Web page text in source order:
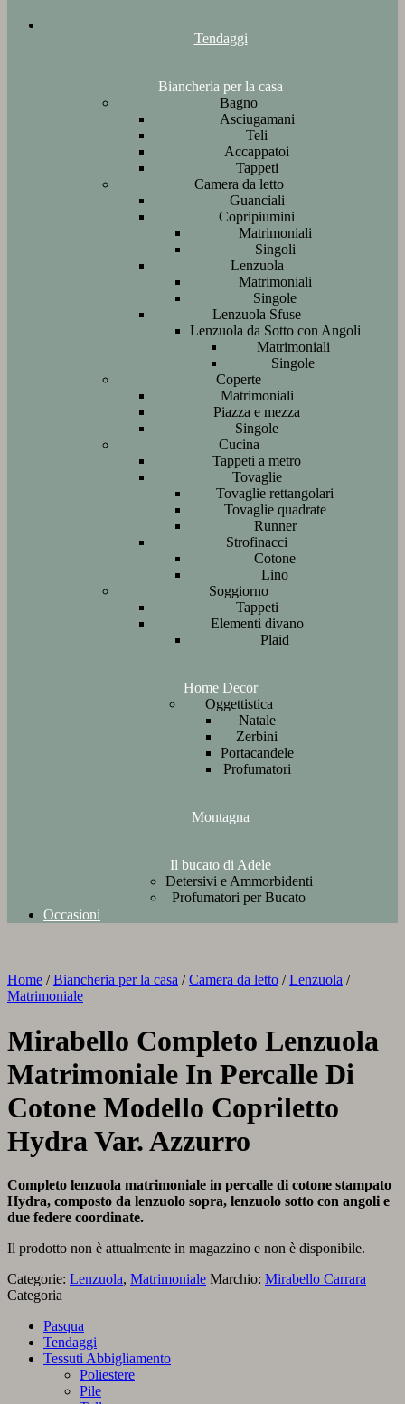
Tendaggi
Biancheria per la casa
Bagno
Asciugamani
Teli
Accappatoi
Tappeti
Camera da letto
Guanciali
Copripiumini
Matrimoniali
Singoli
Lenzuola
Matrimoniali
Singole
Lenzuola Sfuse
Lenzuola da Sotto con Angoli
Matrimoniali
Singole
Coperte
Matrimoniali
Piazza e mezza
Singole
Cucina
Tappeti a metro
Tovaglie
Tovaglie rettangolari
Tovaglie quadrate
Runner
Strofinacci
Cotone
Lino
Soggiorno
Tappeti
Elementi divano
Plaid
Home Decor
Oggettistica
Natale
Zerbini
Portacandele
Profumatori
Montagna
Il bucato di Adele
Detersivi e Ammorbidenti
Profumatori per Bucato
Occasioni
Home / Biancheria per la casa / Camera da letto / Lenzuola /
Matrimoniale
Mirabello Completo Lenzuola
Matrimoniale In Percalle Di
Cotone Modello Copriletto
Hydra Var. Azzurro
Completo lenzuola matrimoniale in percalle di cotone stampato
Hydra, composto da lenzuolo sopra, lenzuolo sotto con angoli e
due federe coordinate.
Il prodotto non è attualmente in magazzino e non è disponibile.
Categorie: Lenzuola, Matrimoniale Marchio: Mirabello Carrara
Categoria
Pasqua
Tendaggi
Tessuti Abbigliamento
Poliestere
Pile